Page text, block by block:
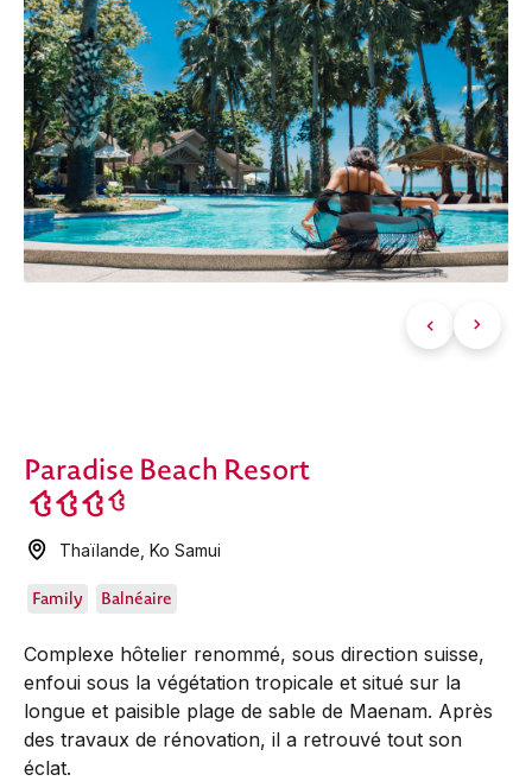
Paradise Beach Resort
Thaïlande ,Ko Samui
Family Balnéaire
Complexe hôtelier renommé, sous direction suisse,
enfoui sous la végétation tropicale et situé sur la
longue et paisible plage de sable de Maenam. Après
des travaux de rénovation, il a retrouvé tout son
éclat.